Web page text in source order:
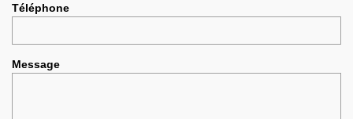
Téléphone
Message